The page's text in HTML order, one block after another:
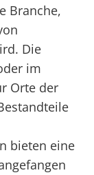
Branche,
Die
im
Orte der
bieten eine